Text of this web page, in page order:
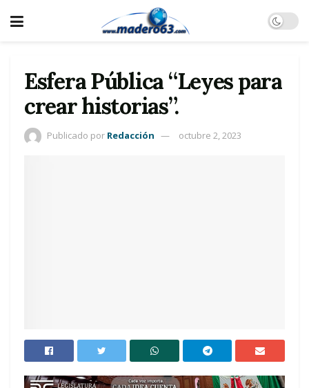
Esfera Pública “Leyes para
crear historias”.
Publicado por Redacción octubre 2, 2023